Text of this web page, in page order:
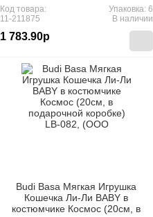
Код товара:
11-211875
1 783.90р
Упаковка: 6
В наличии
Budi Basa Мягкая Игрушка
Кошечка Ли-Ли BABY в
костюмчике Космос (20см, в